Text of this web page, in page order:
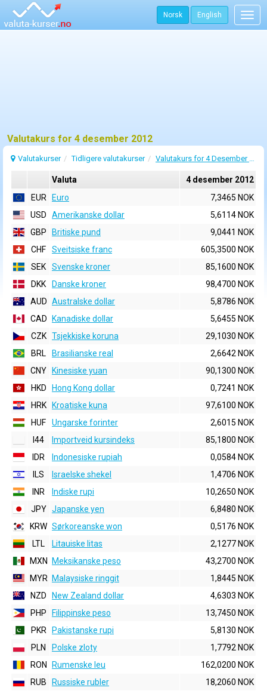
Norsk English
Valutakurs for 4 desember 2012
Valutakurser Tidligere valutakurser Valutakurs for 4 Desember 2012
Valuta
4 desember 2012
EUR
Euro
7,3465 NOK
USD
Amerikanske dollar
5,6114 NOK
GBP
Britiske pund
9,0441 NOK
CHF
Sveitsiske franc
605,3500 NOK
SEK
Svenske kroner
85,1600 NOK
DKK
Danske kroner
98,4700 NOK
AUD Australske dollar
5,8786 NOK
CAD
Kanadiske dollar
5,6455 NOK
CZK Tsjekkiske koruna
29,1030 NOK
BRL
Brasilianske real
2,6642 NOK
CNY
Kinesiske yuan
90,1300 NOK
HKD
Hong Kong dollar
0,7241 NOK
HRK
Kroatiske kuna
97,6100 NOK
HUF
Ungarske forinter
2,6015 NOK
I44
Importveid kursindeks
85,1800 NOK
IDR
Indonesiske rupiah
0,0584 NOK
ILS
Israelske shekel
1,4706 NOK
INR
Indiske rupi
10,2650 NOK
JPY Japanske yen
6,8480 NOK
KRW Sørkoreanske won
0,5176 NOK
LTL
Litauiske litas
2,1277 NOK
MXN
Meksikanske peso
43,2700 NOK
MYR
Malaysiske ringgit
1,8445 NOK
NZD
New Zealand dollar
4,6303 NOK
PHP
Filippinske peso
13,7450 NOK
PKR
Pakistanske rupi
5,8130 NOK
PLN
Polske zloty
1,7792 NOK
RON
Rumenske leu
162,0200 NOK
RUB
Russiske rubler
18,2060 NOK